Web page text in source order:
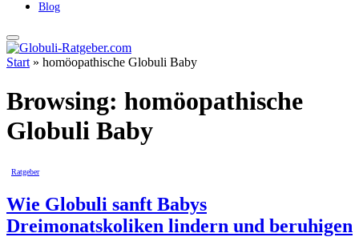
Blog
Start » homöopathische Globuli Baby
Browsing: homöopathische
Globuli Baby
Ratgeber
Wie Globuli sanft Babys
Dreimonatskoliken lindern und beruhigen